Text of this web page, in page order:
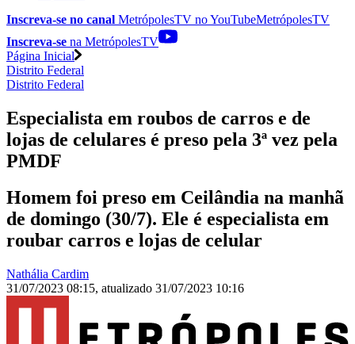
Inscreva-se no canal MetrópolesTV noYouTubeMetrópolesTV
Inscreva-se na MetrópolesTV
Página Inicial
Distrito Federal
Distrito Federal
Especialista em roubos de carros e de
lojas de celulares é preso pela 3ª vez pela
PMDF
Homem foi preso em Ceilândia na manhã
de domingo (30/7). Ele é especialista em
roubar carros e lojas de celular
Nathália Cardim
31/07/2023 08:15, atualizado 31/07/2023 10:16